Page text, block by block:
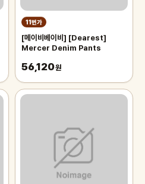
11번가
[메이비베이비] [Dearest]
Mercer Denim Pants
56,120원